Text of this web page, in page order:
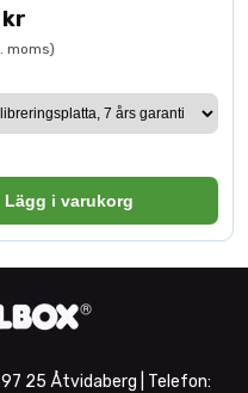
kr
moms)
Lägg i varukorg
25 Åtvidaberg | Telefon: